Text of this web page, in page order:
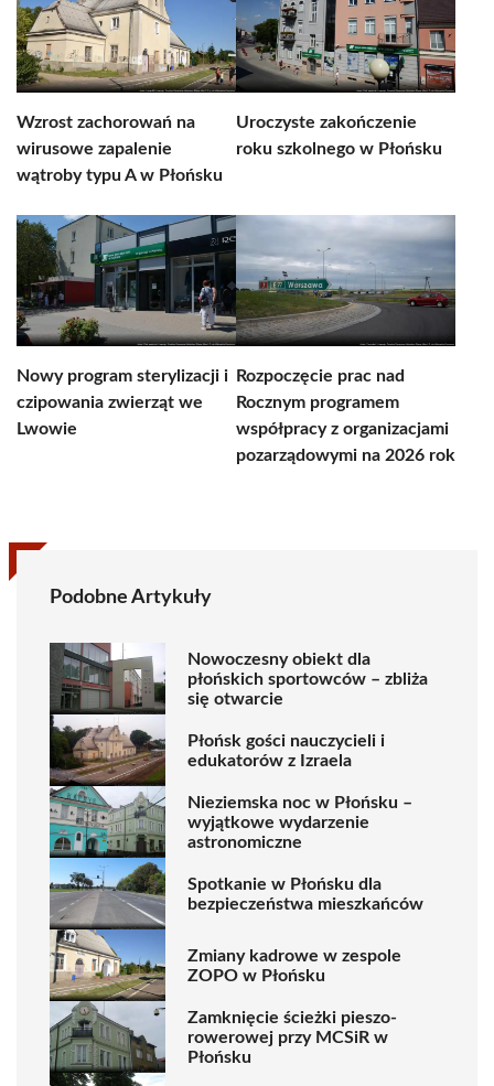
Wzrost zachorowań na
wirusowe zapalenie
wątroby typu A w Płońsku
Uroczyste zakończenie
roku szkolnego w Płońsku
Nowy program sterylizacji i
czipowania zwierząt we
Lwowie
Rozpoczęcie prac nad
Rocznym programem
współpracy z organizacjami
pozarządowymi na 2026 rok
Podobne Artykuły
Nowoczesny obiekt dla
płońskich sportowców – zbliża
się otwarcie
Płońsk gości nauczycieli i
edukatorów z Izraela
Nieziemska noc w Płońsku –
wyjątkowe wydarzenie
astronomiczne
Spotkanie w Płońsku dla
bezpieczeństwa mieszkańców
Zmiany kadrowe w zespole
ZOPO w Płońsku
Zamknięcie ścieżki pieszo-
rowerowej przy MCSiR w
Płońsku